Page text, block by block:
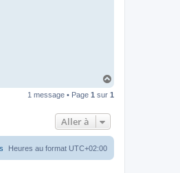
u
1 message • Page 1 sur 1
Aller à
Heures au format UTC+02:00